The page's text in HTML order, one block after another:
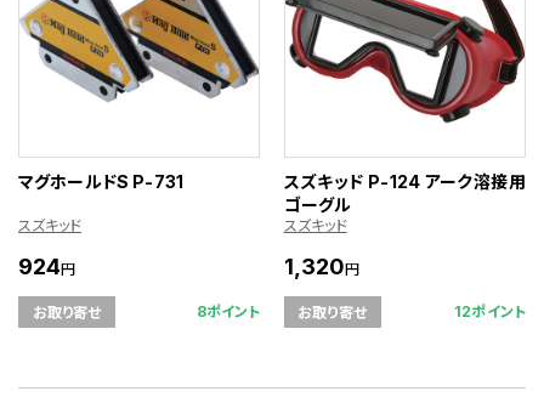
マグホールドS P-731
スズキッド
924円
お取り寄せ 8ポイント
スズキッド P-124 アーク溶接用
ゴーグル
スズキッド
1,320円
お取り寄せ 12ポイント